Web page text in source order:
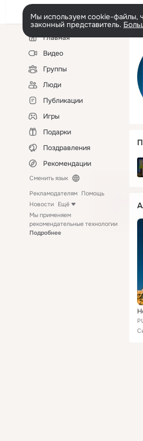
Мы используем cookie-файлы,
законный представитель.
Левая
колонкаГлавная
Видео
Группы
Люди
Публикации
Игры
Подарки
Поздравления
Рекомендации
Сменить язык
Рекламодателям Помощь
Новости Ещё
Мы применяем
рекомендательные технологии
Подробнее